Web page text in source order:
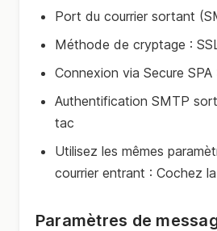
Port du courrier sortant
Méthode de cryptage :
Connexion via Secure
Authentification SMTP
tac
Utilisez les mêmes
courrier entrant : Cochez
Paramètres de